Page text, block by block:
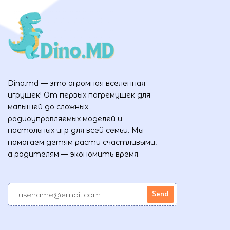
Dino.md — это огромная вселенная
игрушек! От первых погремушек для
малышей до сложных
радиоуправляемых моделей и
настольных игр для всей семьи. Мы
помогаем детям расти счастливыми,
а родителям — экономить время.